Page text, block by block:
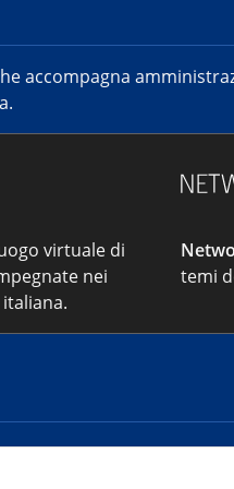
accompagna
virtuale di
nei
temi